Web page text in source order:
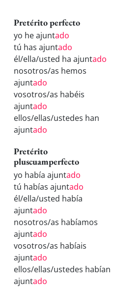
Pretérito perfecto
yo he ajuntado
tú has ajuntado
él/ella/usted ha ajuntado
nosotros/as hemos
ajuntado
vosotros/as habéis
ajuntado
ellos/ellas/ustedes han
ajuntado
Pretérito
pluscuamperfecto
yo había ajuntado
tú habías ajuntado
él/ella/usted había
ajuntado
nosotros/as habíamos
ajuntado
vosotros/as habíais
ajuntado
ellos/ellas/ustedes habían
ajuntado